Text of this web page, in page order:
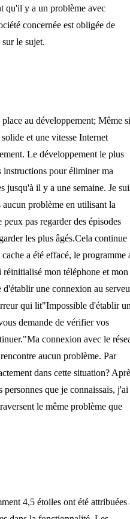
qu'il y a un problème avec
concernée est obligée de
le sujet.
au développement; Même si
et une vitesse Internet
Le développement le plus
instructions pour éliminer ma
jusqu'à il y a une semaine. Je
aucun problème en utilisant la
pas regarder des épisodes
les plus âgés.Cela continue
a été effacé, le programme
réinitialisé mon téléphone et mon
une connexion au
qui lit"Impossible d'établir
demande de vérifier vos
connexion avec le
aucun problème. Par
dans cette situation?
que je connaissais, j'ai
le même problème que
4,5 étoiles ont été attribuées